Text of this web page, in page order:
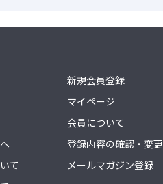
て
新規会員登録
マイページ
会員について
登録内容の確認・変更
メールマガジン登録